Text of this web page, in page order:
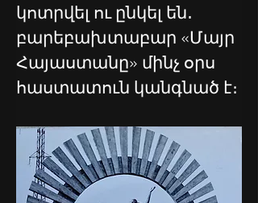
կոտրվել ու ընկել են․
բարեբախտաբար «Մայր
Հայաստանը» մինչ օրս
հաստատուն կանգնած է։